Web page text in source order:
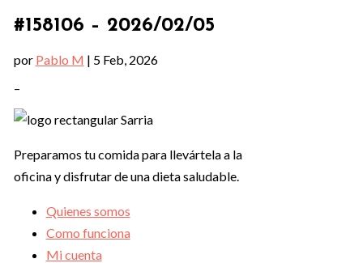
#158106 – 2026/02/05
por Pablo M | 5 Feb, 2026
–
Preparamos tu comida para llevártela a la
oficina y disfrutar de una dieta saludable.
Quienes somos
Como funciona
Mi cuenta